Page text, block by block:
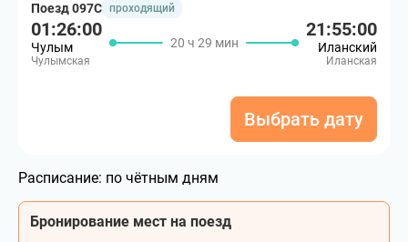
Поезд 097С проходящий
01:26:00
Чулым
Чулымская
20 ч 29 мин
21:55:00
Иланский
Иланская
Выбрать дату
Расписание: по чётным дням
Бронирование мест на поезд